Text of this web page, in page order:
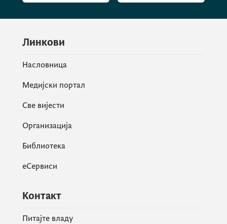
Линкови
Насловница
Медијски портал
Све вијести
Организација
Библиотека
еСервиси
Контакт
Питајте владу